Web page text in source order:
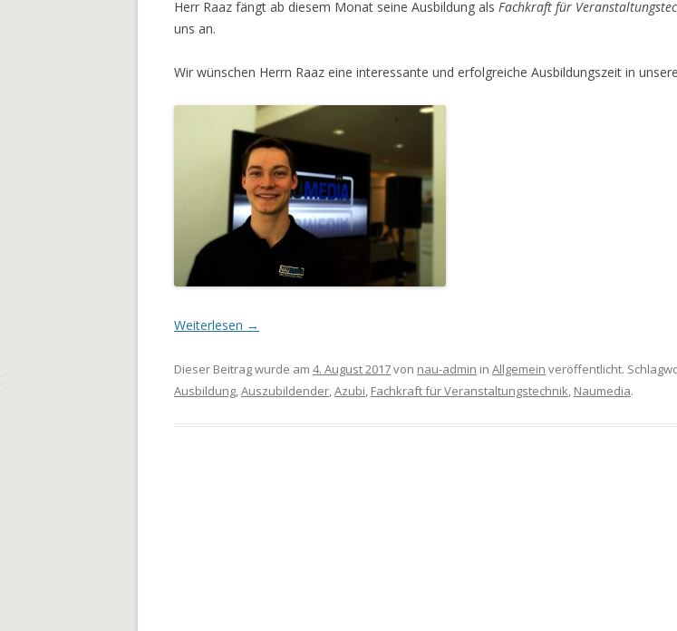
Herr Raaz fängt ab diesem Monat seine Ausbildung als Fachkraft für
uns an.
Wir wünschen Herrn Raaz eine interessante und erfolgreiche Ausbildungszeit in
Weiterlesen →
Dieser Beitrag wurde am 4. August 2017von nau-admin in Allgemein veröffentlicht.
Ausbildung,Auszubildender,Azubi, Fachkraft für Veranstaltungstechnik, Naumedia.